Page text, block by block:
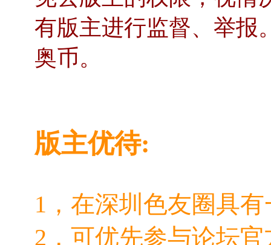
有版主进行监督、举报
奥币。
版主优待:
1，在深圳色友圈具
2，可优先参与论坛